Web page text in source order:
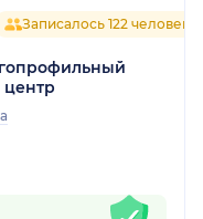
Записалось 122 человека